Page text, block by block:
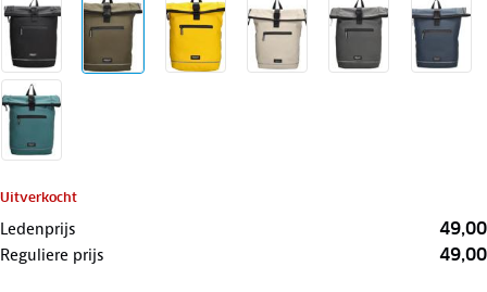
Uitverkocht
Ledenprijs 49,00
Reguliere prijs 49,00